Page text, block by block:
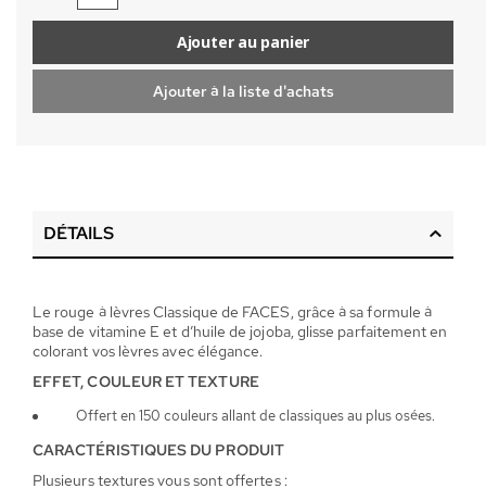
Ajouter au panier
Ajouter à la liste d'achats
DÉTAILS
Le rouge à lèvres Classique de FACES, grâce à sa formule à
base de vitamine E et d’huile de jojoba, glisse parfaitement en
colorant vos lèvres avec élégance.
EFFET, COULEUR ET TEXTURE
Offert en 150 couleurs allant de classiques au plus osées.
CARACTÉRISTIQUES DU PRODUIT
Plusieurs textures vous sont offertes :